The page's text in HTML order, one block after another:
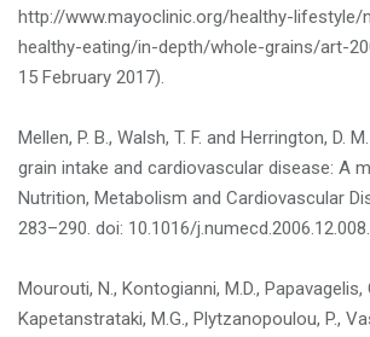
http://www.mayoclinic.org/healthy-lifestyle/
healthy-eating/in-depth/whole-grains/art-
15 February 2017).
Mellen, P. B., Walsh, T. F. and Herrington, D.
grain intake and cardiovascular disease: A
Nutrition, Metabolism and Cardiovascular
283–290. doi: 10.1016/j.numecd.2006.12.008.
Mourouti, N., Kontogianni, M.D., Papavagelis,
Kapetanstrataki, M.G., Plytzanopoulou, P.,